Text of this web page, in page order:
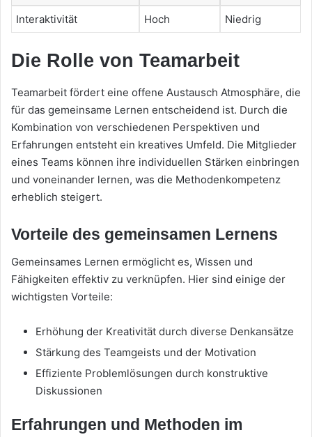
Interaktivität Hoch Niedrig
Die Rolle von Teamarbeit
Teamarbeit fördert eine offene Austausch Atmosphäre, die
für das gemeinsame Lernen entscheidend ist. Durch die
Kombination von verschiedenen Perspektiven und
Erfahrungen entsteht ein kreatives Umfeld. Die Mitglieder
eines Teams können ihre individuellen Stärken einbringen
und voneinander lernen, was die Methodenkompetenz
erheblich steigert.
Vorteile des gemeinsamen Lernens
Gemeinsames Lernen ermöglicht es, Wissen und
Fähigkeiten effektiv zu verknüpfen. Hier sind einige der
wichtigsten Vorteile:
Erhöhung der Kreativität durch diverse Denkansätze
Stärkung des Teamgeists und der Motivation
Effiziente Problemlösungen durch konstruktive
Diskussionen
Erfahrungen und Methoden im